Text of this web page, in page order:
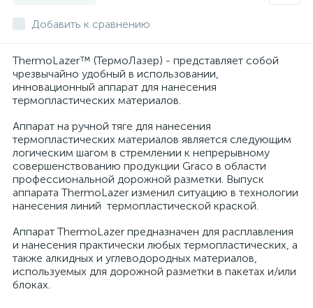
Добавить к сравнению
ThermoLazer™ (ТермоЛазер) - представляет собой
чрезвычайно удобный в использовании,
инновационный аппарат для нанесения
термопластических материалов.
Аппарат на ручной тяге для нанесения
термопластических материалов является следующим
логическим шагом в стремлении к непрерывному
совершенствованию продукции Graco в области
профессиональной дорожной разметки. Выпуск
аппарата ThermoLazer изменил ситуацию в технологии
нанесения линий термопластической краской.
Аппарат ThermoLazer предназначен для расплавления
и нанесения практически любых термопластических, а
также алкидных и углеводородных материалов,
используемых для дорожной разметки в пакетах и/или
блоках.